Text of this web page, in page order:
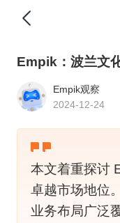
Empik：波兰文
Empik观察
2024-12-24
本文着重探讨
卓越市场地位
业务布局广泛